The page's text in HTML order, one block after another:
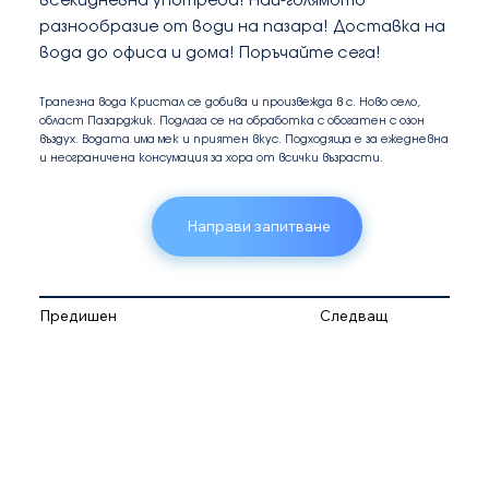
разнообразие от води на пазара! Доставка на
вода до офиса и дома! Поръчайте сега!
Трапезна вода Кристал се добива и произвежда в с. Ново село,
област Пазарджик. Подлага се на обработка с обогатен с озон
въздух. Водата има мек и приятен вкус. Подходяща е за ежедневна
и неограничена консумация за хора от всички възрасти.
Направи запитване
Следващ
Предишен